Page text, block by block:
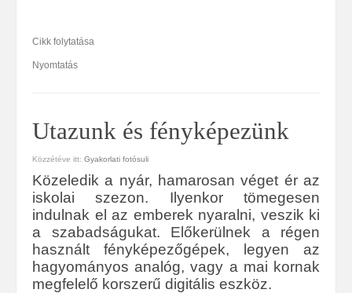
Cikk folytatása
Nyomtatás
Utazunk és fényképezünk
Közzétéve itt: Gyakorlati fotósuli
Közeledik a nyár, hamarosan véget ér az
iskolai szezon. Ilyenkor tömegesen
indulnak el az emberek nyaralni, veszik ki
a szabadságukat. Előkerülnek a régen
használt fényképezőgépek, legyen az
hagyományos analóg, vagy a mai kornak
megfelelő korszerű digitális eszköz.